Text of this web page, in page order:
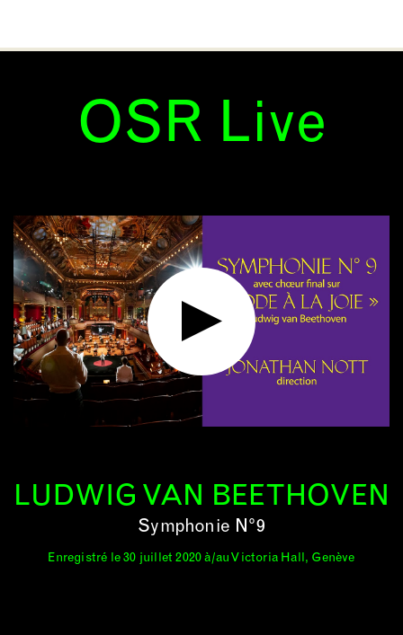
OSR Live
LUDWIG VAN BEETHOVEN
Symphonie N°9
Enregistré le 30 juillet 2020 à/au Victoria Hall, Genève